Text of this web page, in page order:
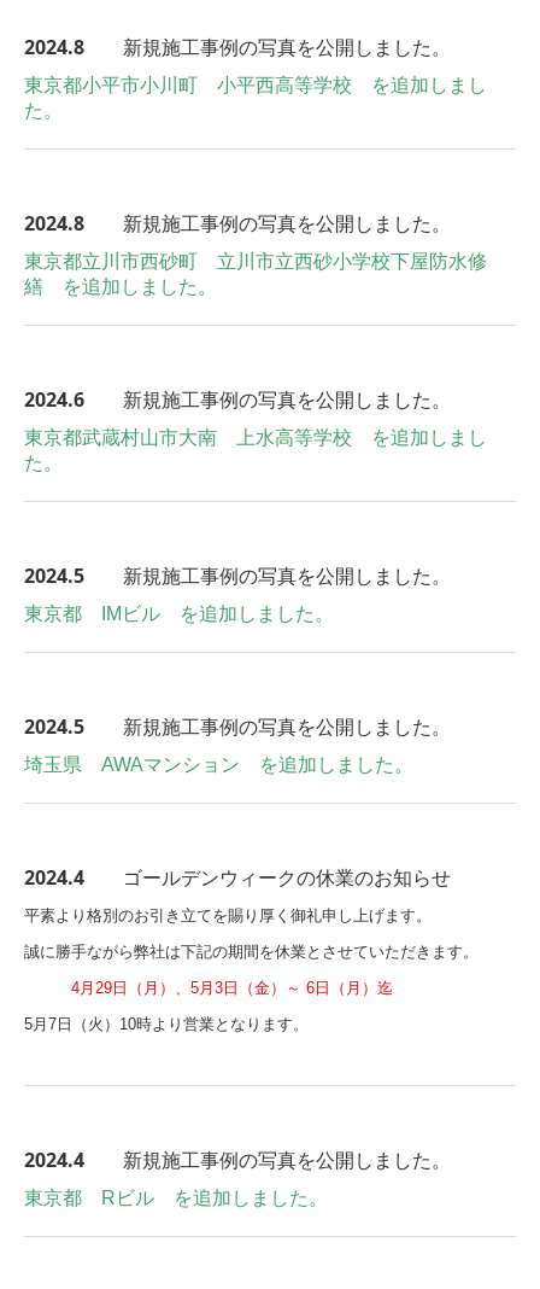
2024.8 新規施工事例の写真を公開しました。
東京都小平市小川町 小平西高等学校 を追加しまし
た。
2024.8 新規施工事例の写真を公開しました。
東京都立川市西砂町 立川市立西砂小学校下屋防水修
繕 を追加しました。
2024.6 新規施工事例の写真を公開しました。
東京都武蔵村山市大南 上水高等学校 を追加しまし
た。
2024.5 新規施工事例の写真を公開しました。
東京都 IMビル を追加しました。
2024.5 新規施工事例の写真を公開しました。
埼玉県 AWAマンション を追加しました。
2024.4 ゴールデンウィークの休業のお知らせ
平素より格別のお引き立てを賜り厚く御礼申し上げます。
誠に勝手ながら弊社は下記の期間を休業とさせていただきます。
4月29日（月）、5月3日（金）～ 6日（月）迄
5月7日（火）10時より営業となります。
2024.4 新規施工事例の写真を公開しました。
東京都 Rビル を追加しました。